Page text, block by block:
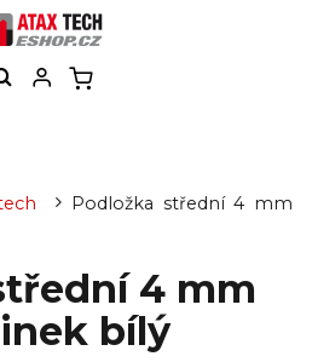
Podložka střední 4 mm
4 mm
bílý